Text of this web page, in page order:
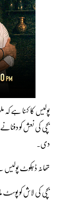
پولیس کا کہنا ہے
بچی کی نعش کو
دی۔
تھانہ ڈجکوٹ پولیس
بچی کی لاش کو پوسٹ